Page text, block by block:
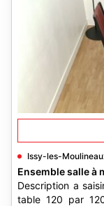
Issy-les-
Ensemble salle à
Description a
table 120 par